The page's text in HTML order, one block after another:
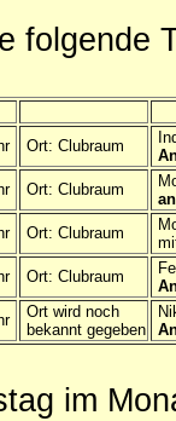
folgende
Ort: Clubraum
Ort: Clubraum
Ort: Clubraum
Ort: Clubraum
Ort wird noch
bekannt gegeben
im